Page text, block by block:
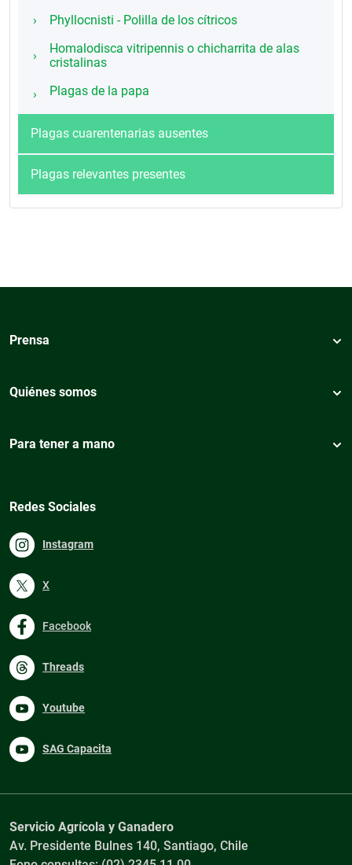
Phyllocnisti - Polilla de los cítricos
Homalodisca vitripennis o chicharrita de alas
cristalinas
Plagas de la papa
Plagas cuarentenarias ausentes
Plagas relevantes presentes
Prensa
Quiénes somos
Para tener a mano
Redes Sociales
Instagram
X
Facebook
Threads
Youtube
SAG Capacita
Servicio Agrícola y Ganadero
Av. Presidente Bulnes 140, Santiago, Chile